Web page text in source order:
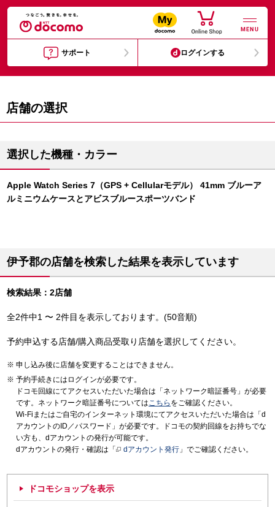
MENU
サポート ログインする
店舗の選択
選択した機種・カラー
Apple Watch Series 7（GPS + Cellularモデル） 41mm ブルーア
ルミニウムケースとアビスブルースポーツバンド
伊予郡の店舗を検索した結果を表示しています
検索結果：2店舗
全2件中1 〜 2件目を表示しております。(50音順)
予約申込する店舗/購入商品受取り店舗を選択してください。
申し込み後に店舗を変更することはできません。
予約手続きにはログインが必要です。
ドコモ回線にてアクセスいただいた場合は「ネットワーク暗証番号」が必要
です。ネットワーク暗証番号についてはこちら をご確認ください。
Wi-Fiまたはご自宅のインターネット環境にてアクセスいただいた場合は「d
アカウントのID／パスワード」が必要です。ドコモの契約回線をお持ちでな
い方も、dアカウントの発行が可能です。
dアカウントの発行・確認は「
dアカウント発行 」でご確認ください。
ドコモショップを表示